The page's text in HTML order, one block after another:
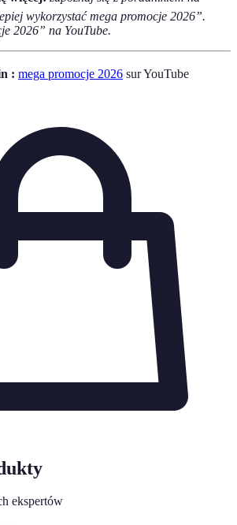
wykorzystać mega promocje 2026”.
2026” na YouTube.
: mega promocje 2026 sur YouTube
ekspertów